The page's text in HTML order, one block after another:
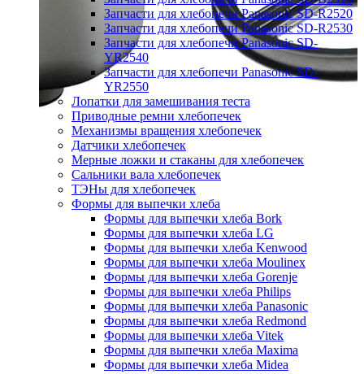
Запчасти для хлебопечи Panasonic SD-R2520
Запчасти для хлебопечи Panasonic SD-R2530
Запчасти для хлебопечи Panasonic SD-
YR2540
Запчасти для хлебопечи Panasonic SD-
YR2550
Лопатки для замешивания теста
Приводные ремни хлебопечек
Механизмы вращения хлебопечек
Датчики хлебопечек
Мерные ложки и стаканы для хлебопечек
Сальники вала хлебопечек
ТЭНы для хлебопечек
Формы для выпечки хлеба
Формы для выпечки хлеба Bork
Формы для выпечки хлеба LG
Формы для выпечки хлеба Kenwood
Формы для выпечки хлеба Moulinex
Формы для выпечки хлеба Gorenje
Формы для выпечки хлеба Philips
Формы для выпечки хлеба Panasonic
Формы для выпечки хлеба Redmond
Формы для выпечки хлеба Vitek
Формы для выпечки хлеба Maxima
Формы для выпечки хлеба Midea